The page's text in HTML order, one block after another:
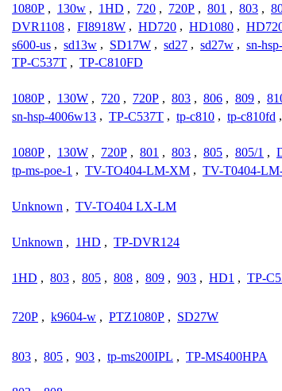
1080P , 130w , 1HD , 720 , 720P , 801 , 803 ,
DVR1108 , FI8918W , HD720 , HD1080 ,
s600-us , sd13w , SD17W , sd27 , sd27w , sn-
TP-C537T , TP-C810FD
1080P , 130W , 720 , 720P , 803 , 806 , 809 ,
sn-hsp-4006w13 , TP-C537T , tp-c810 , tp-c810fd ,
1080P , 130W , 720P , 801 , 803 , 805 , 805/1 ,
tp-ms-poe-1 , TV-TO404-LM-XM , TV-T0404-
Unknown , TV-TO404 LX-LM
Unknown , 1HD , TP-DVR124
1HD , 803 , 805 , 808 , 809 , 903 , HD1 , TP-
720P , k9604-w , PTZ1080P , SD27W
803 , 805 , 903 , tp-ms200IPL , TP-MS400HPA